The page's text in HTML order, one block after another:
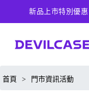
新品上市特別優
首頁 > 門市資訊活動